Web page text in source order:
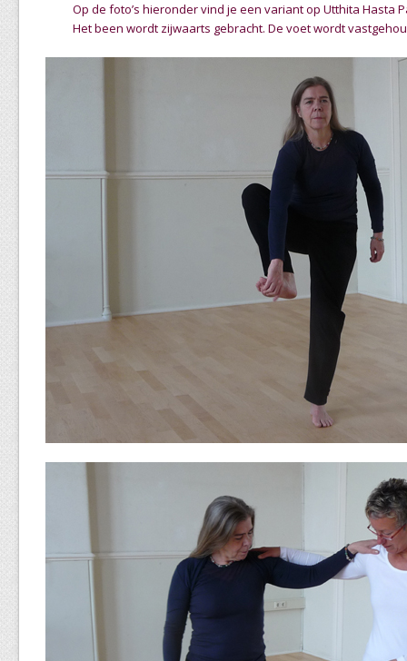
Op de foto’s hieronder vind je een variant op Utthita Hasta
Het been wordt zijwaarts gebracht. De voet wordt